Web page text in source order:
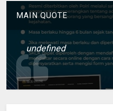
MAIN QUOTE
undefined